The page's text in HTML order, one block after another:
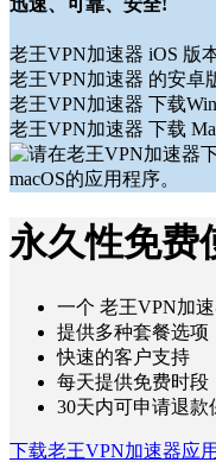
老王VPN加速器 iOS 版
老王VPN加速器 的安卓
老王VPN加速器 下载
老王VPN加速器 下载
永久性免费
一个 老王VPN加
提供多种套餐选项
快速的客户支持
每天提供免费时段
30天内可申请退款
下载老王VPN加速器应